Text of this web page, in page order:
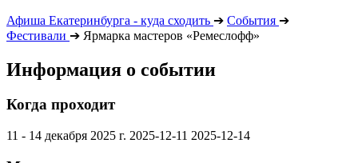
Афиша Екатеринбурга - куда сходить ➔ События ➔
Фестивали ➔ Ярмарка мастеров «Ремеслофф»
Информация о событии
Когда проходит
11 - 14 декабря 2025 г. 2025-12-11 2025-12-14